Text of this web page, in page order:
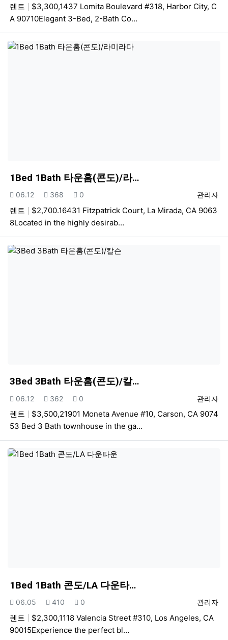
렌트
$3,300,1437 Lomita Boulevard #318, Harbor City, C
A 90710Elegant 3-Bed, 2-Bath Co…
1Bed 1Bath 타운홈(콘도)/라…
등록자
관리자
등록일
06.12 조회
368 추천
0
렌트
$2,700.16431 Fitzpatrick Court, La Mirada, CA 9063
8Located in the highly desirab…
3Bed 3Bath 타운홈(콘도)/칼…
등록자
관리자
등록일
06.12 조회
362 추천
0
렌트
$3,500,21901 Moneta Avenue #10, Carson, CA 9074
53 Bed 3 Bath townhouse in the ga…
1Bed 1Bath 콘도/LA 다운타…
등록자
관리자
등록일
06.05 조회
410 추천
0
렌트
$2,300,1118 Valencia Street #310, Los Angeles, CA
90015Experience the perfect bl…